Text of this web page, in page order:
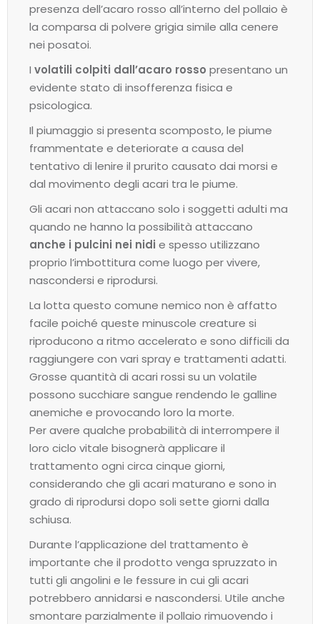
presenza dell’acaro rosso all’interno del pollaio è
la comparsa di polvere grigia simile alla cenere
nei posatoi.
I volatili colpiti dall’acaro rosso presentano un
evidente stato di insofferenza fisica e
psicologica.
Il piumaggio si presenta scomposto, le piume
frammentate e deteriorate a causa del
tentativo di lenire il prurito causato dai morsi e
dal movimento degli acari tra le piume.
Gli acari non attaccano solo i soggetti adulti ma
quando ne hanno la possibilità attaccano
anche i pulcini nei nidi e spesso utilizzano
proprio l’imbottitura come luogo per vivere,
nascondersi e riprodursi.
La lotta questo comune nemico non è affatto
facile poiché queste minuscole creature si
riproducono a ritmo accelerato e sono difficili da
raggiungere con vari spray e trattamenti adatti.
Grosse quantità di acari rossi su un volatile
possono succhiare sangue rendendo le galline
anemiche e provocando loro la morte.
Per avere qualche probabilità di interrompere il
loro ciclo vitale bisognerà applicare il
trattamento ogni circa cinque giorni,
considerando che gli acari maturano e sono in
grado di riprodursi dopo soli sette giorni dalla
schiusa.
Durante l’applicazione del trattamento è
importante che il prodotto venga spruzzato in
tutti gli angolini e le fessure in cui gli acari
potrebbero annidarsi e nascondersi. Utile anche
smontare parzialmente il pollaio rimuovendo i